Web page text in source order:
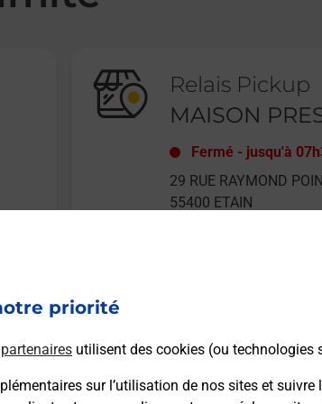
priorité
utilisent des cookies (ou
sur l’utilisation de nos sites et suivre
Relais Pickup
MAISON
Fermé - jusqu'à
29 RUE RAYMOND
55400 ETAIN